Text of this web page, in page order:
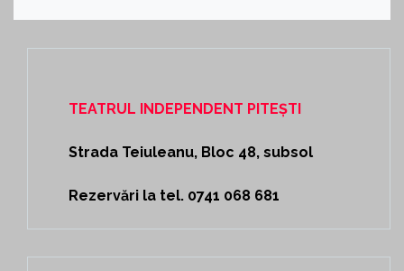
TEATRUL INDEPENDENT PITEȘTI
Strada Teiuleanu, Bloc 48, subsol
Rezervări la tel. 0741 068 681